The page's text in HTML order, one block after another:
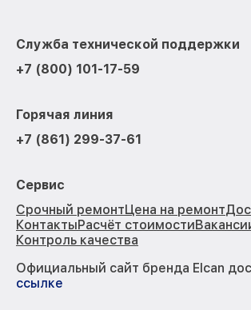
Служба технической поддержки
+7 (800) 101-17-59
Горячая линия
+7 (861) 299-37-61
Сервис
Срочный ремонтЦена на ремонт
КонтактыРасчёт стоимости
Контроль качества
Официальный сайт бренда Elcan
ссылке